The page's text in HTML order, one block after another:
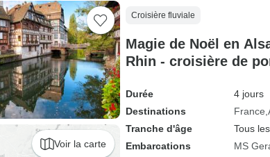
Voir la carte
Croisière fluviale
Magie de Noël en
Rhin - croisière de
Durée
4 jours
Destinations
France
Tranche d'âge
Tous
Embarcations
MS